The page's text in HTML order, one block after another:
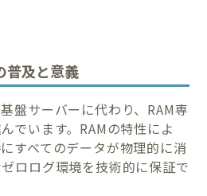
普及と意義
盤サーバーに代わり、RAM専
でいます。RAMの特性によ
すべてのデータが物理的に消
ロログ環境を技術的に保証で